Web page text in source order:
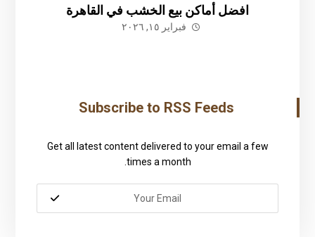
افضل أماكن بيع الخشب في القاهرة
فبراير ١٥, ٢٠٢٦
Subscribe to RSS Feeds
Get all latest content delivered to your email a few
times a month.